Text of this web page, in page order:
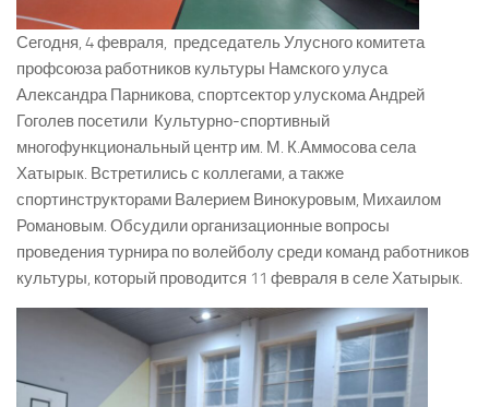
Сегодня, 4 февраля, председатель Улусного комитета
профсоюза работников культуры Намского улуса
Александра Парникова, спортсектор улускома Андрей
Гоголев посетили Культурно-спортивный
многофункциональный центр им. М. К.Аммосова села
Хатырык. Встретились с коллегами, а также
спортинструкторами Валерием Винокуровым, Михаилом
Романовым. Обсудили организационные вопросы
проведения турнира по волейболу среди команд работников
культуры, который проводится 11 февраля в селе Хатырык.